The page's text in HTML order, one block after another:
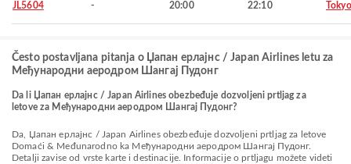
JL5604 - 20:00 22:10 Tokyo
Često postavljana pitanja o Џапан ерлајнс / Japan Airlines letu za
Међународни аеродром Шангај Пудонг
Da li Џапан ерлајнс / Japan Airlines obezbeđuje dozvoljeni prtljag za
letove za Међународни аеродром Шангај Пудонг?
Da, Џапан ерлајнс / Japan Airlines obezbeđuje dozvoljeni prtljag za letove
Domaći & Međunarodno ka Међународни аеродром Шангај Пудонг.
Detalji zavise od vrste karte i destinacije. Informacije o prtljagu možete videti